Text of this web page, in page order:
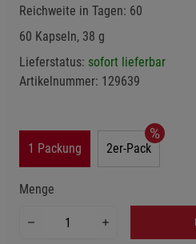
Reichweite in Tagen: 60
60 Kapseln, 38 g
Lieferstatus: sofort lieferbar
Artikelnummer: 129639
1 Packung 2er-Pack
Menge